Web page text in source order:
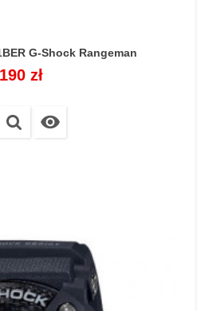
G-Shock Rangeman
zł
